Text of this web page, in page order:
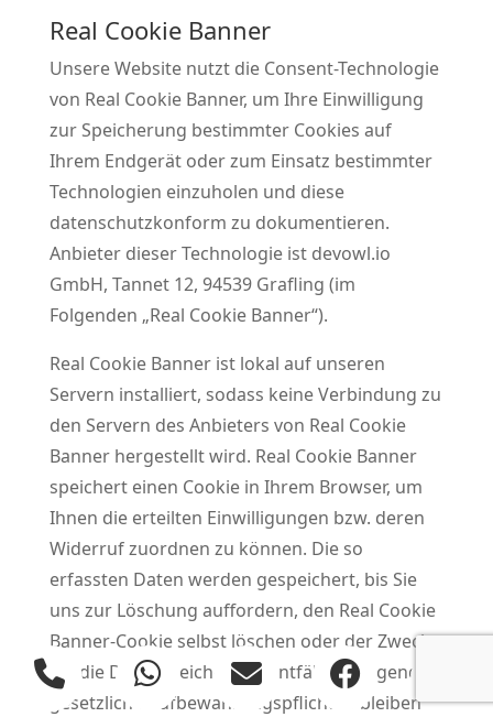
Real Cookie Banner
Unsere Website nutzt die Consent-Technologie
von Real Cookie Banner, um Ihre Einwilligung
zur Speicherung bestimmter Cookies auf
Ihrem Endgerät oder zum Einsatz bestimmter
Technologien einzuholen und diese
datenschutzkonform zu dokumentieren.
Anbieter dieser Technologie ist devowl.io
GmbH, Tannet 12, 94539 Grafling (im
Folgenden „Real Cookie Banner“).
Real Cookie Banner ist lokal auf unseren
Servern installiert, sodass keine Verbindung zu
den Servern des Anbieters von Real Cookie
Banner hergestellt wird. Real Cookie Banner
speichert einen Cookie in Ihrem Browser, um
Ihnen die erteilten Einwilligungen bzw. deren
Widerruf zuordnen zu können. Die so
erfassten Daten werden gespeichert, bis Sie
uns zur Löschung auffordern, den Real Cookie
Banner-Cookie selbst löschen oder der Zweck
für die Datenspeicherung entfällt. Zwingende
gesetzliche Aufbewahrungspflichten bleiben